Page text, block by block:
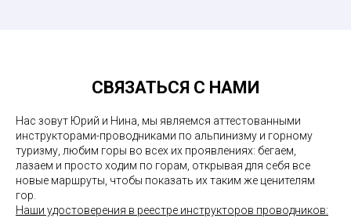
СВЯЗАТЬСЯ С НАМИ
Нас зовут Юрий и Нина, мы являемся аттестованными
инструкторами-проводниками по альпинизму и горному
туризму, любим горы во всех их проявлениях: бегаем,
лазаем и просто ходим по горам, открывая для себя все
новые маршруты, чтобы показать их таким же ценителям
гор.
Наши удостоверения в реестре инструкторов проводников: